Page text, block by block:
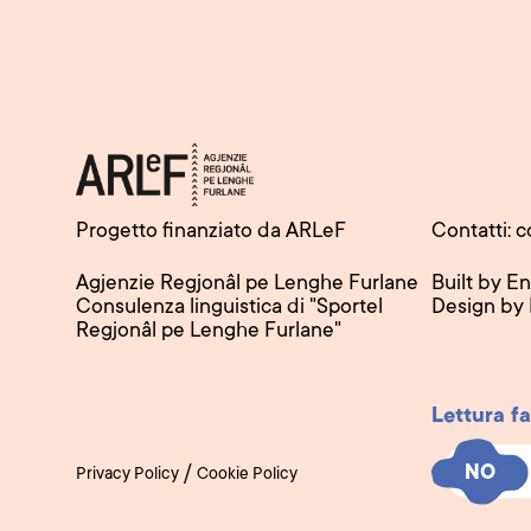
Progetto finanziato da ARLeF
Agjenzie Regjonâl pe Lenghe Furlane
Consulenza linguistica di "Sportel
Regjonâl pe Lenghe Furlane"
Privacy Policy / Cookie Policy
Contatti:
Built by
Design by
Lettura
NO
NO